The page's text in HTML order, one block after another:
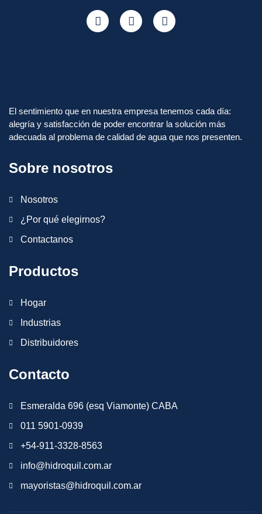
El sentimiento que en nuestra empresa tenemos cada día:
alegría y satisfacción de poder encontrar la solución más
adecuada al problema de calidad de agua que nos presenten.
Sobre nosotros
Nosotros
¿Por qué elegirnos?
Contactanos
Productos
Hogar
Industrias
Distribuidores
Contacto
Esmeralda 696 (esq Viamonte) CABA
011 5901-0939
+54-911-3328-8563
info@hidroquil.com.ar
mayoristas@hidroquil.com.ar